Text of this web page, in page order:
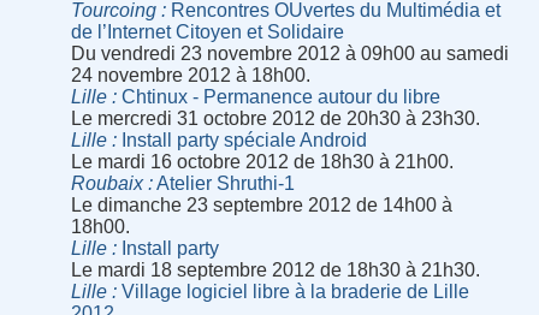
Tourcoing
Rencontres OUvertes du Multimédia et
de l’Internet Citoyen et Solidaire
Du vendredi 23 novembre 2012 à 09h00 au samedi
24 novembre 2012 à 18h00.
Lille
Chtinux - Permanence autour du libre
Le mercredi 31 octobre 2012 de 20h30 à 23h30.
Lille
Install party spéciale Android
Le mardi 16 octobre 2012 de 18h30 à 21h00.
Roubaix
Atelier Shruthi-1
Le dimanche 23 septembre 2012 de 14h00 à
18h00.
Lille
Install party
Le mardi 18 septembre 2012 de 18h30 à 21h30.
Lille
Village logiciel libre à la braderie de Lille